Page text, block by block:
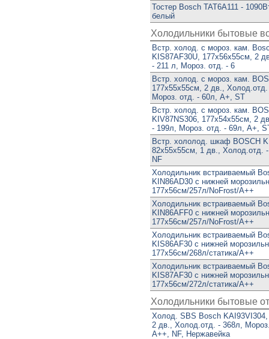
Тостер Bosch TAT6A111 -
белый
Холодильники бытовые
Встр. холод. с мороз. кам.
KIS87AF30U, 177х56х55см, 2
- 211 л, Мороз. отд. - 6
Встр. холод. с мороз. кам.
177х55х55см, 2 дв.,
Мороз. отд. - 60л, A+, ST
Встр. холод. с мороз. кам.
KIV87NS306, 177х54х55см, 2
- 199л, Мороз. отд. - 69л, A+,
Встр. хололод. шкаф BOSCH
82х55х55см, 1 дв., Холод.отд.
NF
Холодильник встраиваемый
KIN86AD30 с нижней
177х56см/257л/NoFrost/А++
Холодильник встраиваемый
KIN86AFF0 с нижней
177х56см/257л/NoFrost/А++
Холодильник встраиваемый
KIS86AF30 с нижней
177х56см/268л/статика/А++
Холодильник встраиваемый
KIS87AF30 с нижней
177х56см/272л/статика/А++
Холодильники бытовые
Холод. SBS Bosch
2 дв., Холод.отд. - 368л,
A++, NF, Нержавейка